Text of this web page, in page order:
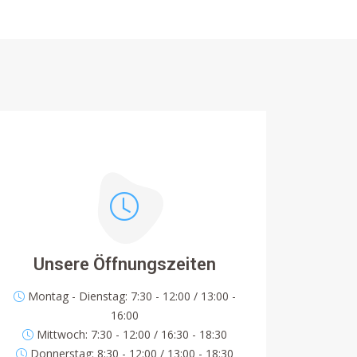
Unsere Öffnungszeiten
Montag - Dienstag: 7:30 - 12:00 / 13:00 -
16:00
Mittwoch: 7:30 - 12:00 / 16:30 - 18:30
Donnerstag: 8:30 - 12:00 / 13:00 - 18:30